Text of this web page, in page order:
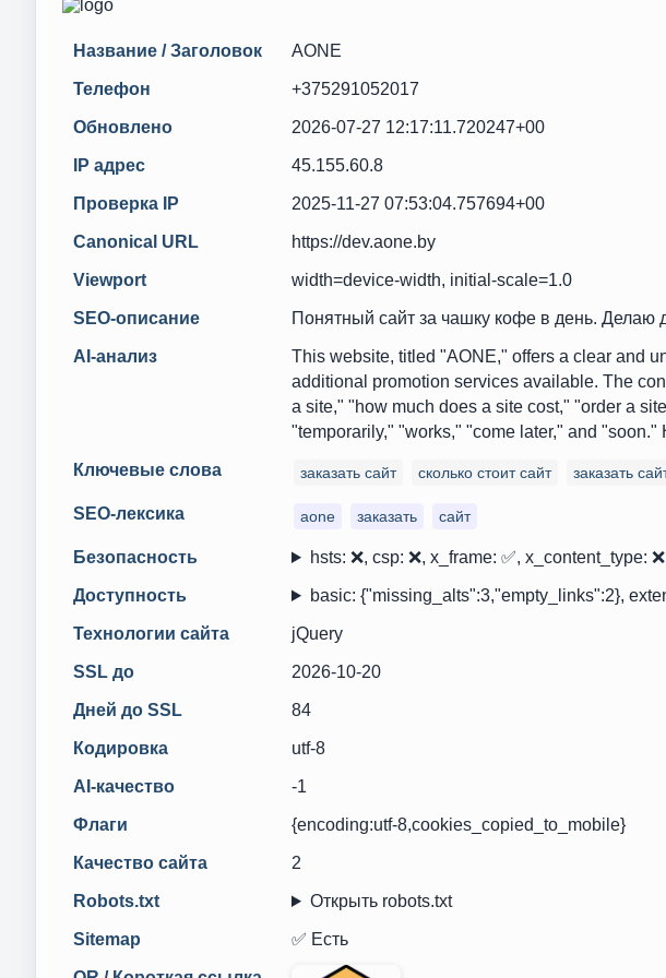
Название / Заголовок AONE
Телефон +375291052017
Обновлено 2026-07-27 12:17:11.720247+00
IP адрес 45.155.60.8
Проверка IP 2025-11-27 07:53:04.757694+00
Canonical URL https://dev.aone.by
Viewport width=device-width, initial-scale=1.0
SEO-описание Понятный сайт за чашку кофе в день. Делаю
AI-анализ
This website, titled "AONE," offers a clear and
additional promotion services available. The
a site," "how much does a site cost," "order a
"temporarily," "works," "come later," and
Ключевые слова заказать сайт сколько стоит сайт заказать
SEO-лексика aone заказать сайт
Безопасность hsts: ❌, csp: ❌, x_frame: ✅, x_content_type:
Доступность basic: {"missing_alts":3,"empty_links":2},
Технологии сайта jQuery
SSL до 2026-10-20
Дней до SSL 84
Кодировка utf-8
AI-качество -1
Флаги {encoding:utf-8,cookies_copied_to_mobile}
Качество сайта 2
Robots.txt Открыть robots.txt
Sitemap ✅ Есть